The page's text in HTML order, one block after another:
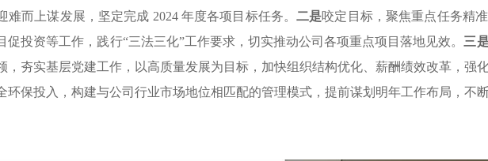
难而上谋发展，坚定完成 2024 年度各项目标任务。二是咬定目标，聚焦重点任务精
促投资等工作，践行“三法三化”工作要求，切实推动公司各项重点项目落地见效。 三
，夯实基层党建工作，以高质量发展为目标，加快组织结构优化、薪酬绩效改革，强
环保投入，构建与公司行业市场地位相匹配的管理模式，提前谋划明年工作布局，不